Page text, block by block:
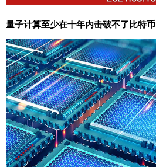
量子计算至少在十年内击破不了比特币